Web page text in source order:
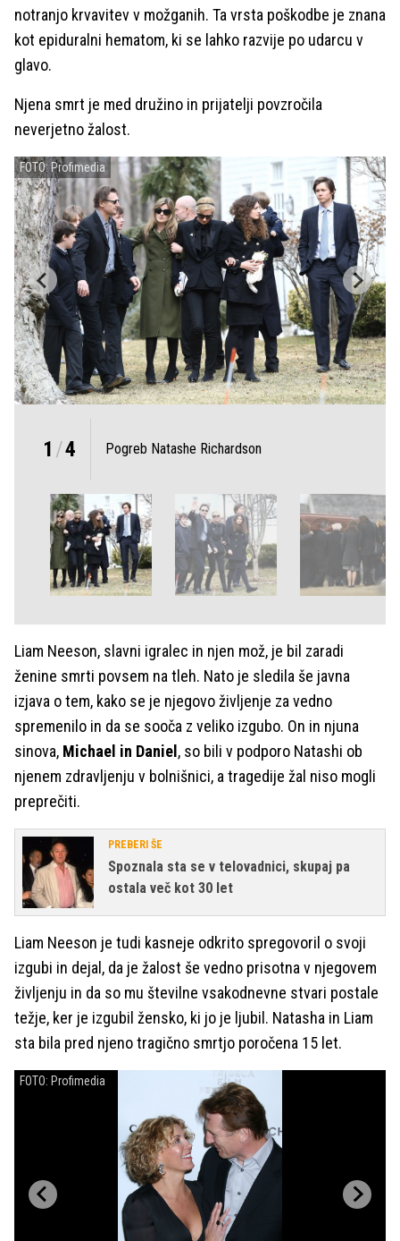
notranjo krvavitev v možganih. Ta vrsta poškodbe je znana
kot epiduralni hematom, ki se lahko razvije po udarcu v
glavo.
Njena smrt je med družino in prijatelji povzročila
neverjetno žalost.
FOTO: Profimedia
1 /4 Pogreb Natashe Richardson
Liam Neeson, slavni igralec in njen mož, je bil zaradi
ženine smrti povsem na tleh. Nato je sledila še javna
izjava o tem, kako se je njegovo življenje za vedno
spremenilo in da se sooča z veliko izgubo. On in njuna
sinova, Michael in Daniel , so bili v podporo Natashi ob
njenem zdravljenju v bolnišnici, a tragedije žal niso mogli
preprečiti.
PREBERI ŠE
Spoznala sta se v telovadnici, skupaj pa
ostala več kot 30 let
Liam Neeson je tudi kasneje odkrito spregovoril o svoji
izgubi in dejal, da je žalost še vedno prisotna v njegovem
življenju in da so mu številne vsakodnevne stvari postale
težje, ker je izgubil žensko, ki jo je ljubil. Natasha in Liam
sta bila pred njeno tragično smrtjo poročena 15 let.
FOTO: Profimedia